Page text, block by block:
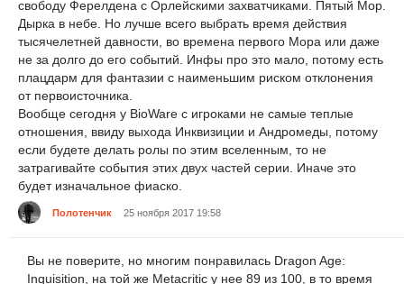
свободу Ферелдена с Орлейскими захватчиками. Пятый Мор.
Дырка в небе. Но лучше всего выбрать время действия
тысячелетней давности, во времена первого Мора или даже
не за долго до его событий. Инфы про это мало, потому есть
плацдарм для фантазии с наименьшим риском отклонения
от первоисточника.
Вообще сегодня у BioWare с игроками не самые теплые
отношения, ввиду выхода Инквизиции и Андромеды, потому
если будете делать ролы по этим вселенным, то не
затрагивайте события этих двух частей серии. Иначе это
будет изначальное фиаско.
Полотенчик 25 ноября 2017 19:58
Вы не поверите, но многим понравилась Dragon Age:
Inquisition, на той же Metacritic у нее 89 из 100, в то время